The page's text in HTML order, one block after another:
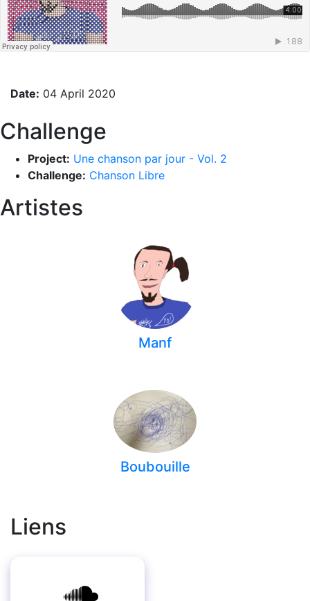
Date: 04 April 2020
Challenge
Project: Une chanson par jour - Vol. 2
Challenge: Chanson Libre
Artistes
Manf
Boubouille
Liens